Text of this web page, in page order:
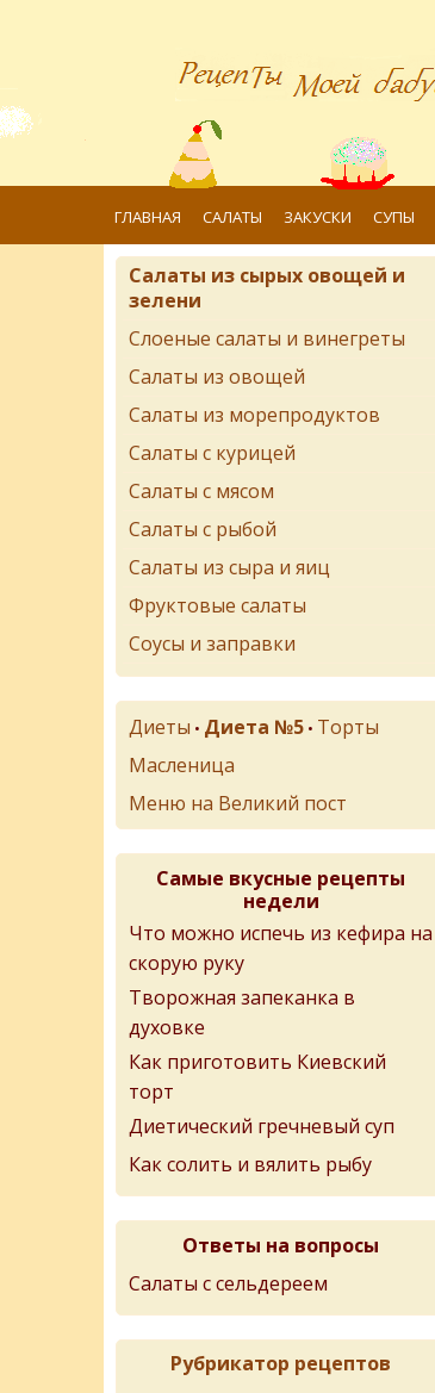
ГЛАВНАЯ САЛАТЫ ЗАКУСКИ СУПЫ
Салаты из сырых овощей и
зелени
Слоеные салаты и винегреты
Салаты из овощей
Салаты из морепродуктов
Салаты с курицей
Салаты с мясом
Салаты с рыбой
Салаты из сыра и яиц
Фруктовые салаты
Соусы и заправки
Диеты • Диета №5 • Торты
Масленица
Меню на Великий пост
Самые вкусные рецепты
недели
Что можно испечь из кефира на
скорую руку
Творожная запеканка в
духовке
Как приготовить Киевский
торт
Диетический гречневый суп
Как солить и вялить рыбу
Ответы на вопросы
Салаты с сельдереем
Рубрикатор рецептов